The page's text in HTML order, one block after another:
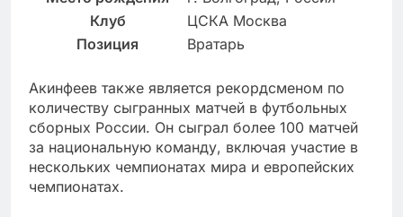
Клуб
ЦСКА Москва
Позиция
Вратарь
Акинфеев также является рекордсменом по
количеству сыгранных матчей в футбольных
сборных России. Он сыграл более 100 матчей
за национальную команду, включая участие в
нескольких чемпионатах мира и европейских
чемпионатах.